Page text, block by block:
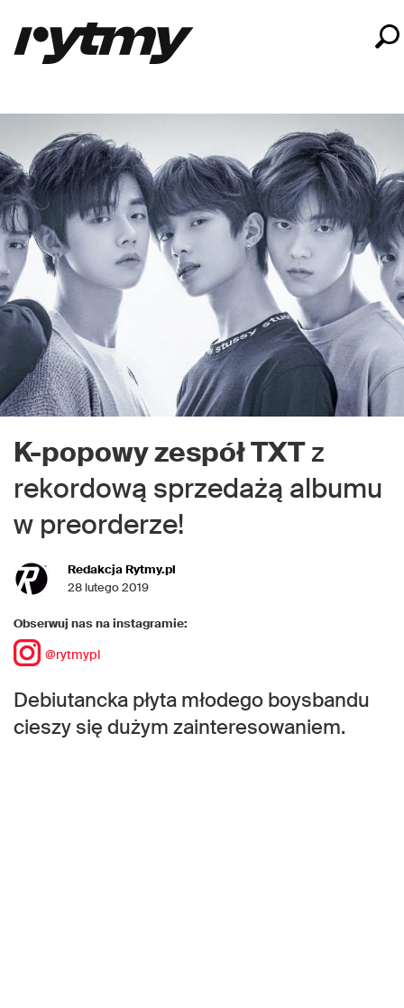
K-popowy zespół TXTz
rekordową sprzedażą albumu
w preorderze!
Redakcja Rytmy.pl
28 lutego 2019
Obserwuj nas na instagramie:
@rytmypl
Debiutancka płyta młodego boysbandu
cieszy się dużym zainteresowaniem.